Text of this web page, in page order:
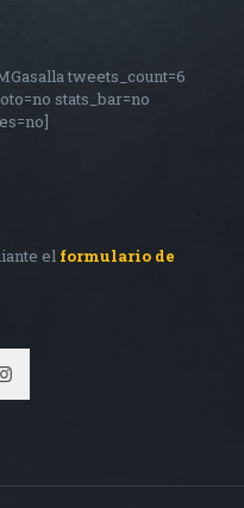
tweets_count=6
stats_bar=no
el formulario de